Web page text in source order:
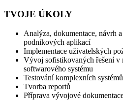
TVOJE ÚKOLY
Analýza, dokumentace, návrh
podnikových aplikací
Implementace uživatelských
Vývoj sofistikovaných řešení
softwarového systému
Testování komplexních systémů
Tvorba reportů
Příprava vývojové